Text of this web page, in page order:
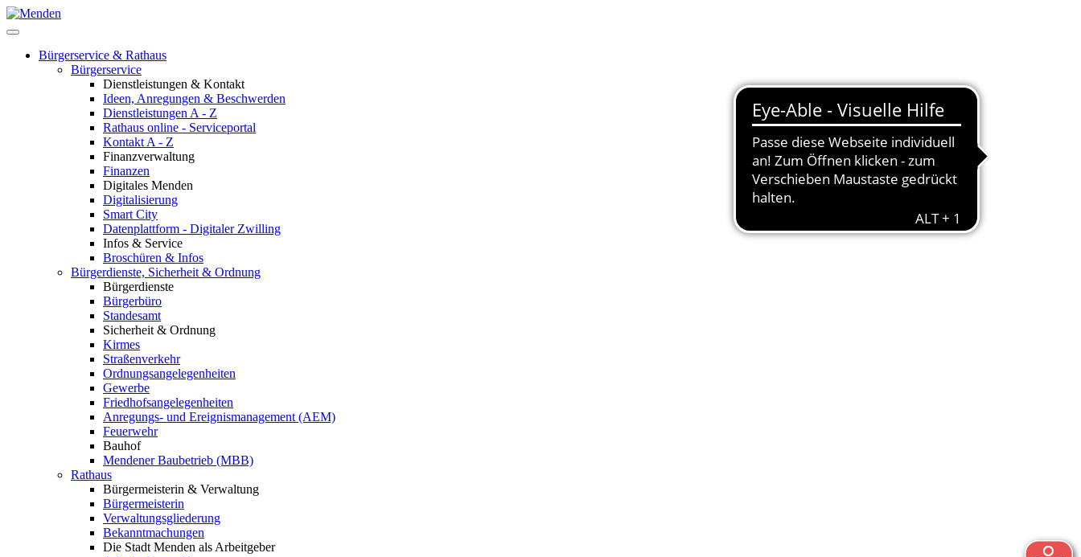
Bürgerservice & Rathaus
Bürgerservice
Dienstleistungen & Kontakt
Ideen, Anregungen & Beschwerden
Dienstleistungen A - Z
Rathaus online - Serviceportal
Kontakt A - Z
Finanzverwaltung
Finanzen
Digitales Menden
Digitalisierung
Smart City
Datenplattform - Digitaler Zwilling
Infos & Service
Broschüren & Infos
Bürgerdienste, Sicherheit & Ordnung
Bürgerdienste
Bürgerbüro
Standesamt
Sicherheit & Ordnung
Kirmes
Straßenverkehr
Ordnungsangelegenheiten
Gewerbe
Friedhofsangelegenheiten
Anregungs- und Ereignismanagement (AEM)
Feuerwehr
Bauhof
Mendener Baubetrieb (MBB)
Rathaus
Bürgermeisterin & Verwaltung
Bürgermeisterin
Verwaltungsgliederung
Bekanntmachungen
Die Stadt Menden als Arbeitgeber